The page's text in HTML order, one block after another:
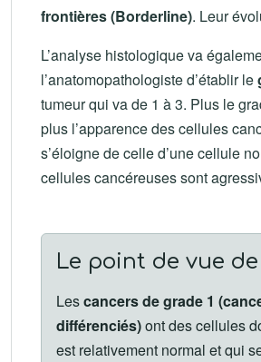
frontières (Borderline). Leur
L’analyse histologique va
l’anatomopathologiste d’établir le
tumeur qui va de 1 à 3. Plus le
plus l’apparence des cellules
s’éloigne de celle d’une cellule
cellules cancéreuses sont
Le point de vue
Lescancers de grade 1
différenciés)ont des cellules
est relativement normal et qui